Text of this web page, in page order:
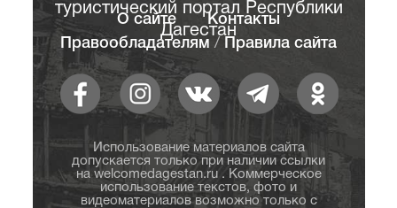
туристический портал Республики
Дагестан
О сайте
Контакты
Правообладателям / Правила сайта
Использование материалов сайта
допускается только при наличии ссылки
на welcomedagestan.ru . Коммерческое
использование текстов, фото и
видеоматериалов возможно только с